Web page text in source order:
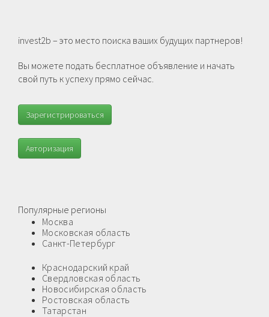
invest2b – это место поиска ваших будущих партнеров!
Вы можете подать бесплатное объявление и начать
свой путь к успеху прямо сейчас.
Зарегистрироваться
Авторизация
Популярные регионы
Москва
Московская область
Санкт-Петербург
Краснодарский край
Свердловская область
Новосибирская область
Ростовская область
Татарстан